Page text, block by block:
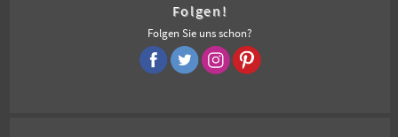
Folgen!
Folgen Sie uns schon?